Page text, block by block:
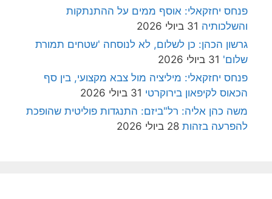
פנחס יחזקאלי: אוסף ממים על ההתנתקות
והשלכותיה 31 ביולי 2026
גרשון הכהן: כן לשלום, לא לנוסחה 'שטחים תמורת
שלום' 31 ביולי 2026
פנחס יחזקאלי: מיליציה מול צבא מקצועי, בין סף
הכאוס לקיפאון בירוקרטי 31 ביולי 2026
משה כהן אליה: רל"ביזם: התנגדות פוליטית שהופכת
להפרעה בזהות 28 ביולי 2026